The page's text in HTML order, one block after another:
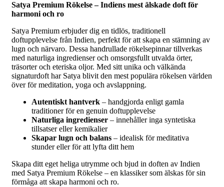
Satya Premium Rökelse – Indiens mest älskade doft för
harmoni och ro
Satya Premium erbjuder dig en tidlös, traditionell
doftupplevelse från Indien, perfekt för att skapa en stämning av
lugn och närvaro. Dessa handrullade rökelsepinnar tillverkas
med naturliga ingredienser och omsorgsfullt utvalda örter,
träsorter och eteriska oljor. Med sitt unika och välkända
signaturdoft har Satya blivit den mest populära rökelsen världen
över för meditation, yoga och avslappning.
Autentiskt hantverk – handgjorda enligt gamla
traditioner för en genuin doftupplevelse
Naturliga ingredienser – innehåller inga syntetiska
tillsatser eller kemikalier
Skapar lugn och balans – idealisk för meditativa
stunder eller för att lyfta ditt hem
Skapa ditt eget heliga utrymme och bjud in doften av Indien
med Satya Premium Rökelse – en klassiker som älskas för sin
förmåga att skapa harmoni och ro.